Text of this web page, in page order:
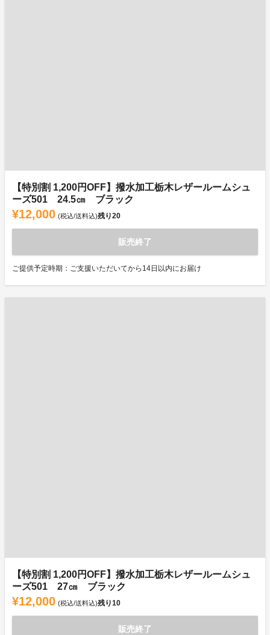
【特別割 1,200円OFF】撥水加工栃木レザールームシュ
ーズ501 24.5㎝ ブラック
¥12,000 (税込/送料込)残り20
販売終了
ご提供予定時期：ご支援いただいてから14日以内にお届け
【特別割 1,200円OFF】撥水加工栃木レザールームシュ
ーズ501 27㎝ ブラック
¥12,000 (税込/送料込)残り10
販売終了